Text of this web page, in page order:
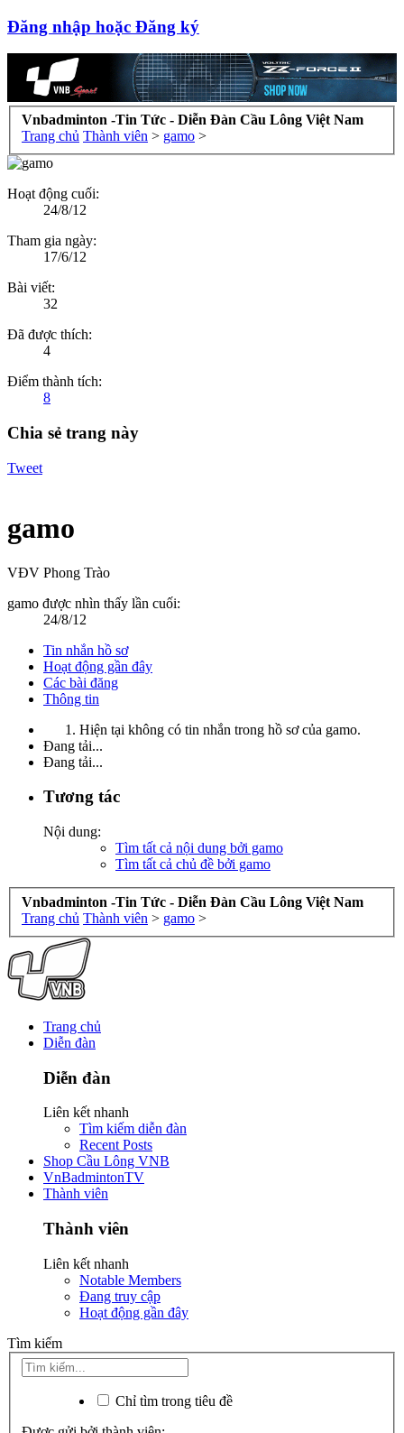
Đăng nhập hoặc Đăng ký
Vnbadminton -Tin Tức - Diễn Đàn Cầu Lông Việt Nam
Trang chủ Thành viên > gamo >
Hoạt động cuối:
24/8/12
Tham gia ngày:
17/6/12
Bài viết:
32
Đã được thích:
4
Điểm thành tích:
8
Chia sẻ trang này
Tweet
gamo
VĐV Phong Trào
gamo được nhìn thấy lần cuối:
24/8/12
Tin nhắn hồ sơ
Hoạt động gần đây
Các bài đăng
Thông tin
Hiện tại không có tin nhắn trong hồ sơ của gamo.
Đang tải...
Đang tải...
Tương tác
Nội dung:
Tìm tất cả nội dung bởi gamo
Tìm tất cả chủ đề bởi gamo
Vnbadminton -Tin Tức - Diễn Đàn Cầu Lông Việt Nam
Trang chủ Thành viên > gamo >
Trang chủ
Diễn đàn
Diễn đàn
Liên kết nhanh
Tìm kiếm diễn đàn
Recent Posts
Shop Cầu Lông VNB
VnBadmintonTV
Thành viên
Thành viên
Liên kết nhanh
Notable Members
Đang truy cập
Hoạt động gần đây
Tìm kiếm
Chỉ tìm trong tiêu đề